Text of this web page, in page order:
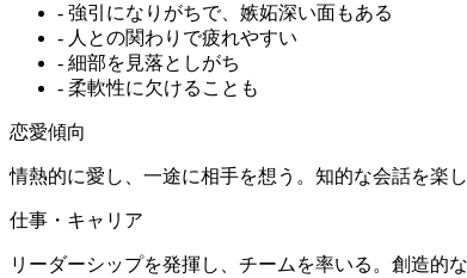
- 強引になりがちで、嫉妬深い面もある
- 人との関わりで疲れやすい
- 細部を見落としがち
- 柔軟性に欠けることも
恋愛傾向
情熱的に愛し、一途に相手を想う。知的な会話を楽
仕事・キャリア
リーダーシップを発揮し、チームを率いる。創造的